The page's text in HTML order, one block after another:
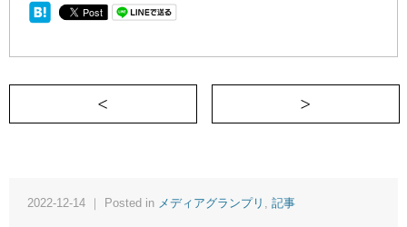
＜ 標準語を話すことが英語を話すことよ
2022-12-14 ｜ Posted in メディアグランプリ 記事